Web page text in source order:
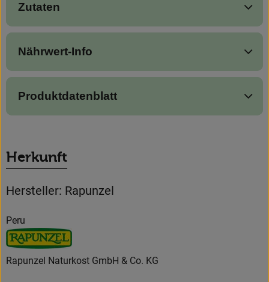
Zutaten
Nährwert-Info
Produktdatenblatt
Herkunft
Hersteller: Rapunzel
Peru
Rapunzel Naturkost GmbH & Co. KG